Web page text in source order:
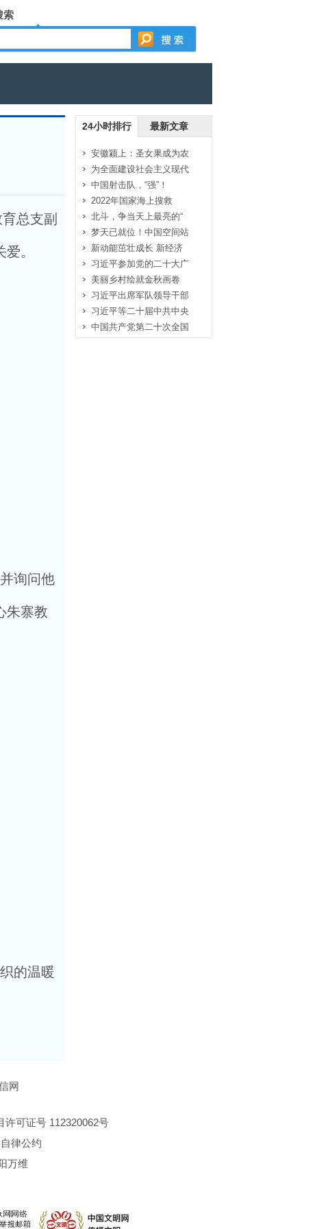
索
总支副
。
询问他
朱寨教
的温暖
24小时排行 最新文章
安徽颍上：圣女果成为农
为全面建设社会主义现代
中国射击队，“强”！
2022年国家海上搜救
北斗，争当天上最亮的“
梦天已就位！中国空间站
新动能茁壮成长 新经济
习近平参加党的二十大广
美丽乡村绘就金秋画卷
习近平出席军队领导干部
习近平等二十届中共中央
中国共产党第二十次全国
网
许可证号 112320062号
律公约
万维